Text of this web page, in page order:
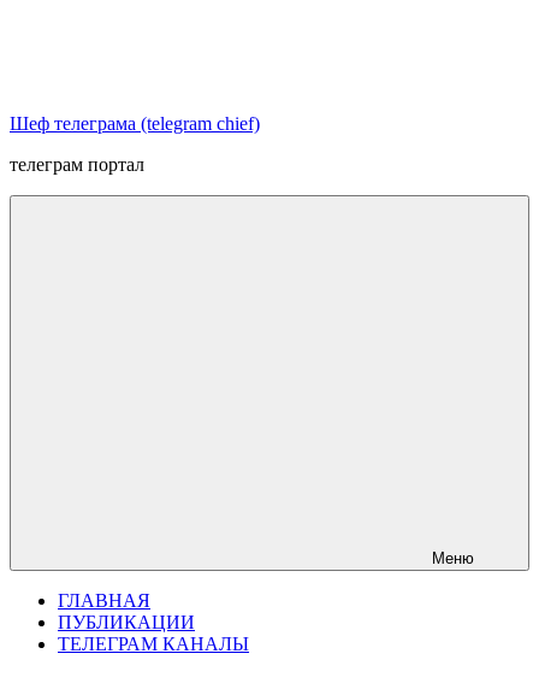
Шеф телеграма (telegram chief)
телеграм портал
Меню
ГЛАВНАЯ
ПУБЛИКАЦИИ
ТЕЛЕГРАМ КАНАЛЫ